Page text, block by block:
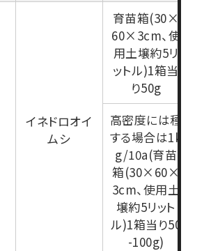
イネドロオイ
ムシ
育苗箱(30×
60×3cm、使
用土壌約5リ
ットル)1箱当
り50g
高密度には種
する場合は1k
g/10a(育苗
箱(30×60×
3cm、使用土
壌約5リット
ル)1箱当り50
-100g)